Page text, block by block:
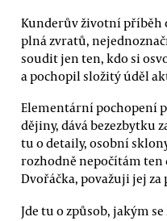
Kunderův životní příběh
plná zvratů,
soudit jen ten, kdo si
a pochopil složitý úděl
Elementární pochopení
dějiny, dává bezezbytku
tu o detaily, osobní
rozhodně nepočítám
Dvořáčka, považuji jej
Jde tu o způsob, jakým